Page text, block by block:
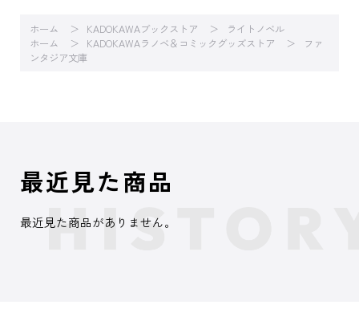
ホーム KADOKAWAブックストア
ライトノベル
ホーム
KADOKAWAラノベ＆コミックグッズストア
ファ
ンタジア文庫
最近見た商品
最近見た商品がありません。